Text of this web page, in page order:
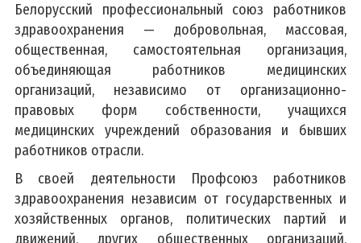
Задачи и функции
Приемная
Заказать выписку
Задать вопрос
График работы администрации
Административные процедуры
График и порядок личного приема
Популярные обращения
Белорусский профессиональный союз работников
здравоохранения — добровольная, массовая,
общественная, самостоятельная организация,
объединяющая работников медицинских
организаций, независимо от организационно-
правовых форм собственности, учащихся
медицинских учреждений образования и бывших
работников отрасли.
В своей деятельности Профсоюз работников
здравоохранения независим от государственных и
хозяйственных органов, политических партий и
движений, других общественных организаций,